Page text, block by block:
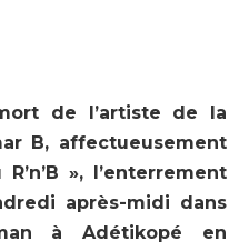
de l’artiste de la
B, affectueusement
», l’enterrement
après-midi dans
à Adétikopé en